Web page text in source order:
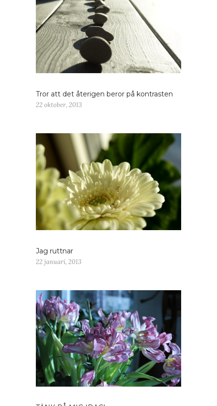
Tror att det återigen beror på kontrasten
22 oktober, 2013
Jag ruttnar
22 januari, 2013